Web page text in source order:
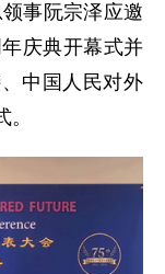
事阮宗泽应邀
庆典开幕式并
中国人民对外